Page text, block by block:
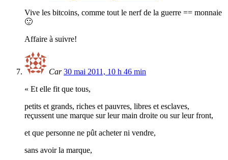
Vive les bitcoins, comme tout le nerf de la guerre == monnaie
🙂
Affaire à suivre!
Car 30 mai 2011, 10 h 46 min
« Et elle fit que tous,
petits et grands, riches et pauvres, libres et esclaves,
reçussent une marque sur leur main droite ou sur leur front,
et que personne ne pût acheter ni vendre,
sans avoir la marque,